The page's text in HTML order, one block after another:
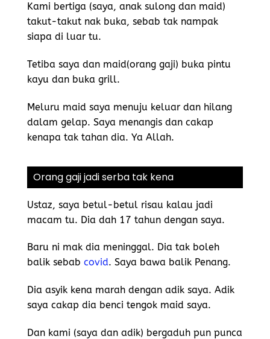
Kami bertiga (saya, anak sulong dan maid)
takut-takut nak buka, sebab tak nampak
siapa di luar tu.
Tetiba saya dan maid(orang gaji) buka pintu
kayu dan buka grill.
Meluru maid saya menuju keluar dan hilang
dalam gelap. Saya menangis dan cakap
kenapa tak tahan dia. Ya Allah.
Orang gaji jadi serba tak kena
Ustaz, saya betul-betul risau kalau jadi
macam tu. Dia dah 17 tahun dengan saya.
Baru ni mak dia meninggal. Dia tak boleh
balik sebab covid. Saya bawa balik Penang.
Dia asyik kena marah dengan adik saya. Adik
saya cakap dia benci tengok maid saya.
Dan kami (saya dan adik) bergaduh pun punca